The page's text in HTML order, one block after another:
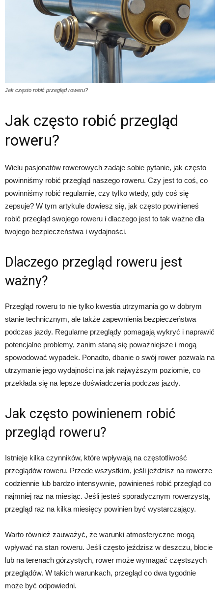
Jak często robić przegląd roweru?
Jak często robić przegląd
roweru?
Wielu pasjonatów rowerowych zadaje sobie pytanie, jak często
powinniśmy robić przegląd naszego roweru. Czy jest to coś, co
powinniśmy robić regularnie, czy tylko wtedy, gdy coś się
zepsuje? W tym artykule dowiesz się, jak często powinieneś
robić przegląd swojego roweru i dlaczego jest to tak ważne dla
twojego bezpieczeństwa i wydajności.
Dlaczego przegląd roweru jest
ważny?
Przegląd roweru to nie tylko kwestia utrzymania go w dobrym
stanie technicznym, ale także zapewnienia bezpieczeństwa
podczas jazdy. Regularne przeglądy pomagają wykryć i naprawić
potencjalne problemy, zanim staną się poważniejsze i mogą
spowodować wypadek. Ponadto, dbanie o swój rower pozwala na
utrzymanie jego wydajności na jak najwyższym poziomie, co
przekłada się na lepsze doświadczenia podczas jazdy.
Jak często powinienem robić
przegląd roweru?
Istnieje kilka czynników, które wpływają na częstotliwość
przeglądów roweru. Przede wszystkim, jeśli jeździsz na rowerze
codziennie lub bardzo intensywnie, powinieneś robić przegląd co
najmniej raz na miesiąc. Jeśli jesteś sporadycznym rowerzystą,
przegląd raz na kilka miesięcy powinien być wystarczający.
Warto również zauważyć, że warunki atmosferyczne mogą
wpływać na stan roweru. Jeśli często jeździsz w deszczu, błocie
lub na terenach górzystych, rower może wymagać częstszych
przeglądów. W takich warunkach, przegląd co dwa tygodnie
może być odpowiedni.